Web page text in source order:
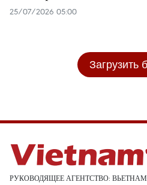
25/07/2026 05:00
Загрузить
РУКОВОДЯЩЕЕ АГЕНТСТВО: